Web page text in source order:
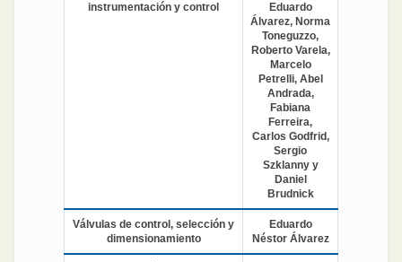
instrumentación y control
Eduardo
Álvarez, Norma
Toneguzzo,
Roberto Varela,
Marcelo
Petrelli, Abel
Andrada,
Fabiana
Ferreira,
Carlos Godfrid,
Sergio
Szklanny y
Daniel
Brudnick
Válvulas de control, selección y
dimensionamiento
Eduardo
Néstor Álvarez